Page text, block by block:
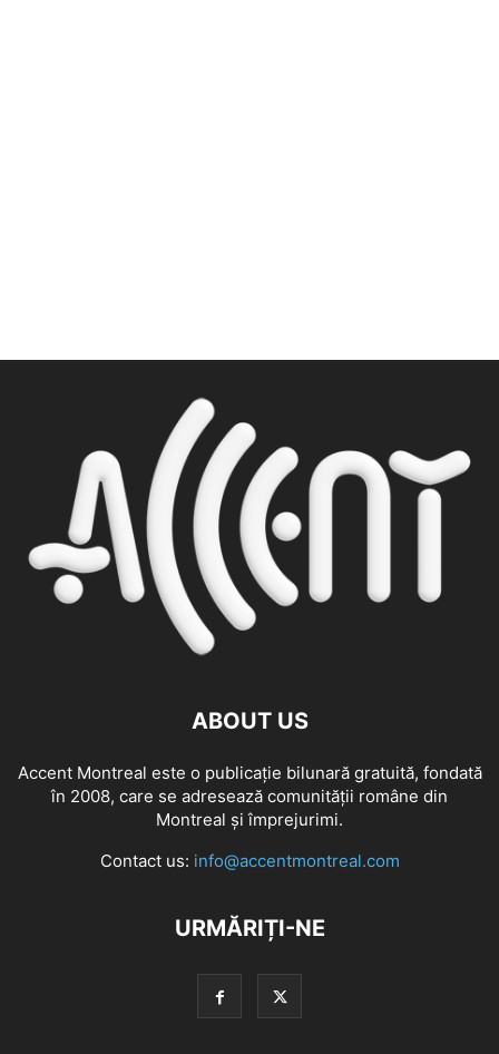
ABOUT US
Accent Montreal este o publicație bilunară gratuită, fondată
în 2008, care se adresează comunităţii române din
Montreal şi împrejurimi.
Contact us: info@accentmontreal.com
URMĂRIȚI-NE